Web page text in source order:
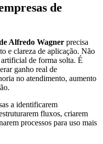
de
Alfredo Wagner precisa
e clareza de aplicação. Não
de forma solta. É
ganho real de
no atendimento, aumento
a identificarem
fluxos, criarem
processos para uso mais